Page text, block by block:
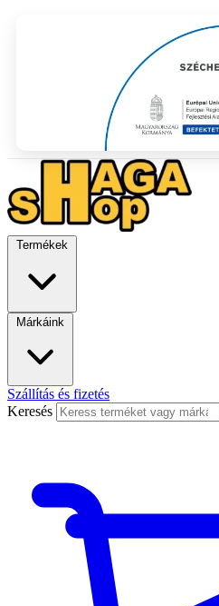
Termékek
Márkáink
Szállítás és fizetés
Keresés